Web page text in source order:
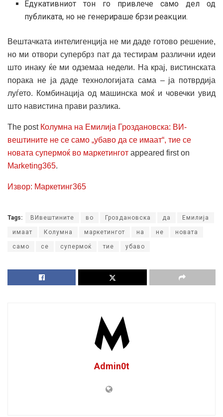
Едукативниот тон го привлече само дел од
публиката, но не генерираше брзи реакции.
Вештачката интелигенција не ми даде готово решение,
но ми отвори супербрз пат да тестирам различни идеи
што инаку ќе ми одземаа недели. На крај, вистинската
порака не ја даде технологијата сама – ја потврдија
луѓето. Комбинација од машинска моќ и човечки увид
што навистина прави разлика.
The post Колумна на Емилија Гроздановска: ВИ-
вештините не се само „убаво да се имаат“, тие се
новата супермоќ во маркетингот appeared first on
Marketing365.
Извор: Маркетинг365
Tags: ВИвештините во Гроздановска да Емилија
имаат Колумна маркетингот на не новата
само се супермоќ тие убаво
Admin0t